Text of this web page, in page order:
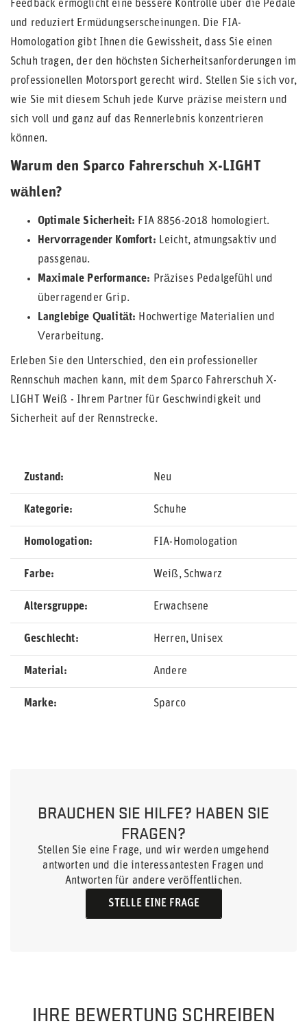
Feedback ermöglicht eine bessere Kontrolle über die Pedale
und reduziert Ermüdungserscheinungen. Die FIA-
Homologation gibt Ihnen die Gewissheit, dass Sie einen
Schuh tragen, der den höchsten Sicherheitsanforderungen im
professionellen Motorsport gerecht wird. Stellen Sie sich vor,
wie Sie mit diesem Schuh jede Kurve präzise meistern und
sich voll und ganz auf das Rennerlebnis konzentrieren
können.
Warum den Sparco Fahrerschuh X-LIGHT
wählen?
Optimale Sicherheit: FIA 8856-2018 homologiert.
Hervorragender Komfort: Leicht, atmungsaktiv und
passgenau.
Maximale Performance: Präzises Pedalgefühl und
überragender Grip.
Langlebige Qualität: Hochwertige Materialien und
Verarbeitung.
Erleben Sie den Unterschied, den ein professioneller
Rennschuh machen kann, mit dem Sparco Fahrerschuh X-
LIGHT Weiß - Ihrem Partner für Geschwindigkeit und
Sicherheit auf der Rennstrecke.
Zustand Neu
Kategorie Schuhe
Homologation FIA-Homologation
Farbe Weiß Schwarz
Altersgruppe Erwachsene
Geschlecht Herren Unisex
Material Andere
Marke Sparco
BRAUCHEN SIE HILFE? HABEN SIE
FRAGEN?
Stellen Sie eine Frage, und wir werden umgehend
antworten und die interessantesten Fragen und
Antworten für andere veröffentlichen.
STELLE EINE FRAGE
IHRE BEWERTUNG SCHREIBEN